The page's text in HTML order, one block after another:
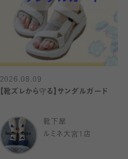
2026.08.09
【靴ズレから守る】サンダルガード
靴下屋
ルミネ大宮1店